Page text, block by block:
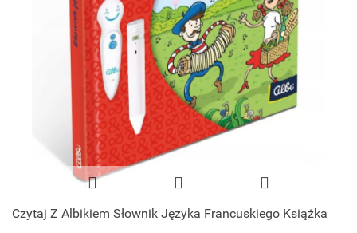
Czytaj Z Albikiem Słownik Języka Francuskiego Książka